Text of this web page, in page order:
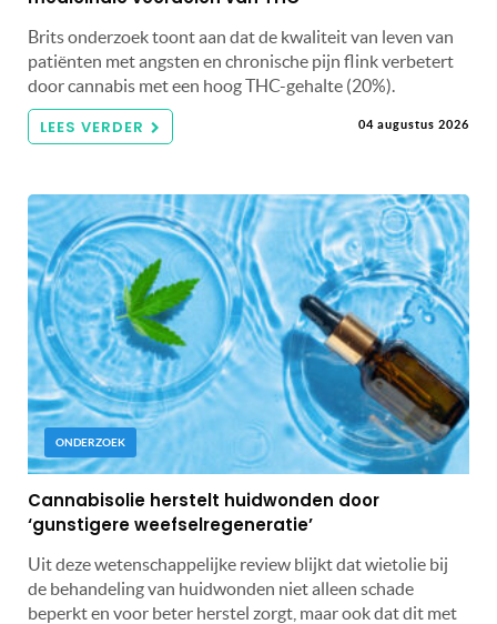
Brits onderzoek toont aan dat de kwaliteit van leven van
patiënten met angsten en chronische pijn flink verbetert
door cannabis met een hoog THC-gehalte (20%).
LEES VERDER 04 augustus 2026
ONDERZOEK
Cannabisolie herstelt huidwonden door
‘gunstigere weefselregeneratie’
Uit deze wetenschappelijke review blijkt dat wietolie bij
de behandeling van huidwonden niet alleen schade
beperkt en voor beter herstel zorgt, maar ook dat dit met